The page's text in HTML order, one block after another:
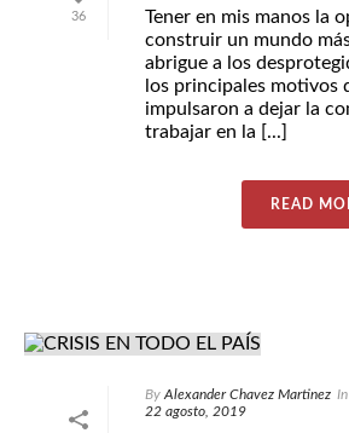
36
Tener en mis manos la
construir un mundo
abrigue a los
los principales motivos
impulsaron a dejar la
trabajar en la [...]
READ
By Alexander Chavez Martinez In
22 agosto, 2019